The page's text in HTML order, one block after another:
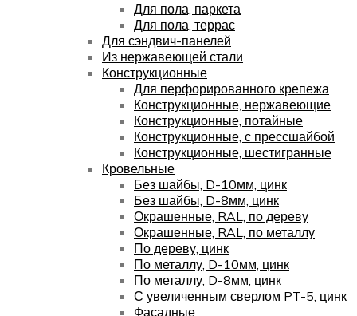
Для пола, паркета
Для пола, террас
Для сэндвич-панелей
Из нержавеющей стали
Конструкционные
Для перфорированного крепежа
Конструкционные, нержавеющие
Конструкционные, потайные
Конструкционные, с прессшайбой
Конструкционные, шестигранные
Кровельные
Без шайбы, D-10мм, цинк
Без шайбы, D-8мм, цинк
Окрашенные, RAL, по дереву
Окрашенные, RAL, по металлу
По дереву, цинк
По металлу, D-10мм, цинк
По металлу, D-8мм, цинк
С увеличенным сверлом PT-5, цинк
Фасадные